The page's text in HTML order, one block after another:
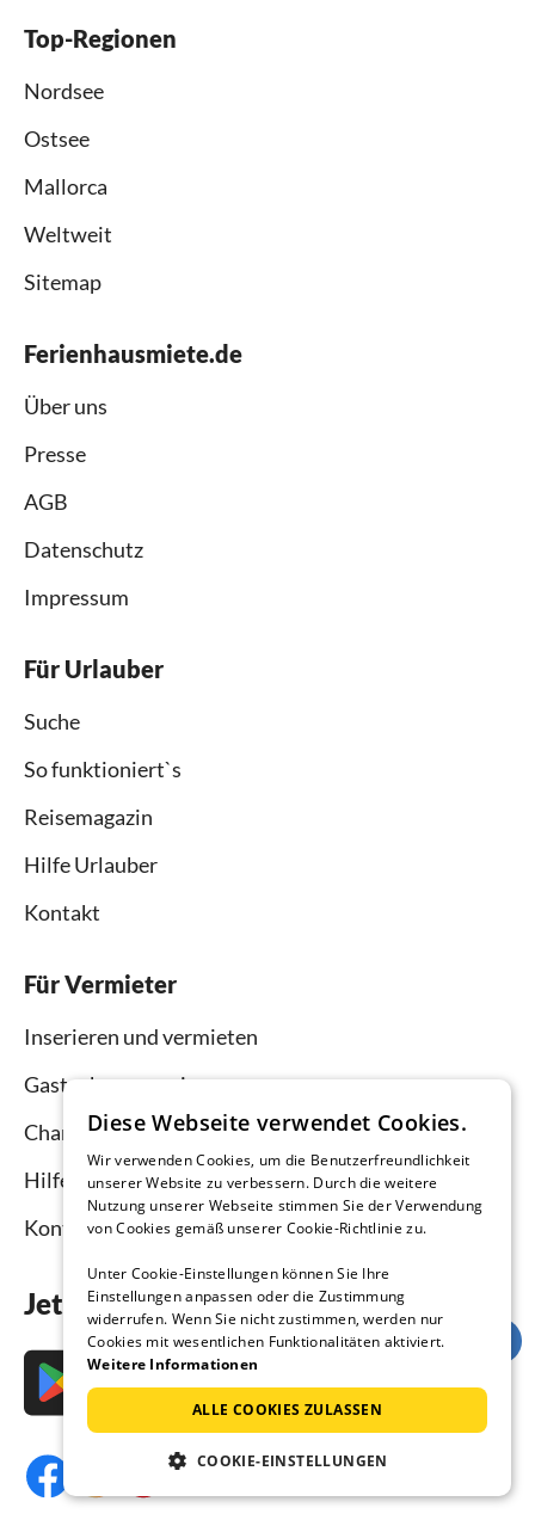
Top-Regionen
Nordsee
Ostsee
Mallorca
Weltweit
Sitemap
Ferienhausmiete.de
Über uns
Presse
AGB
Datenschutz
Impressum
Für Urlauber
Suche
So funktioniert`s
Reisemagazin
Hilfe Urlauber
Kontakt
Für Vermieter
Inserieren und vermieten
Gastgebermagazin
Channel Manager
Hilfe Vermieter
Kontakt
Jetzt die App downloaden
Diese Webseite verwendet Cookies.
Wir verwenden Cookies, um die Benutzerfreundlichkeit
unserer Website zu verbessern. Durch die weitere
Nutzung unserer Webseite stimmen Sie der Verwendung
von Cookies gemäß unserer Cookie-Richtlinie zu.
Unter Cookie-Einstellungen können Sie Ihre
Einstellungen anpassen oder die Zustimmung
widerrufen. Wenn Sie nicht zustimmen, werden nur
Cookies mit wesentlichen Funktionalitäten aktiviert.
Weitere Informationen
ALLE COOKIES ZULASSEN
COOKIE-EINSTELLUNGEN